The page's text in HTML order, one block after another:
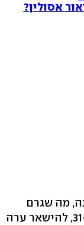
אסולין?
מה שגרם
לאשתו המודאגת, גייסה סילבה בת ה-31, להישאר ערה